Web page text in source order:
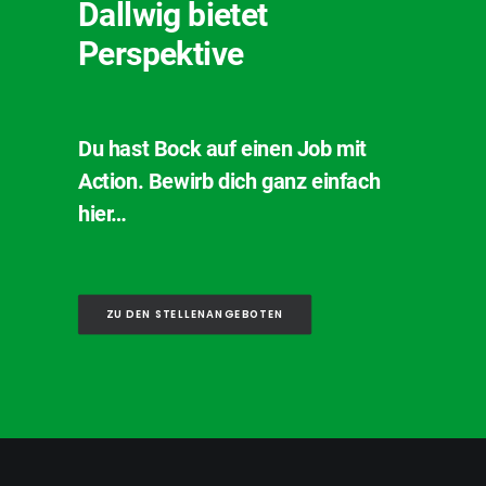
Dallwig bietet
Perspektive
Du hast Bock auf einen Job mit
Action. Bewirb dich ganz einfach
hier…
ZU DEN STELLENANGEBOTEN